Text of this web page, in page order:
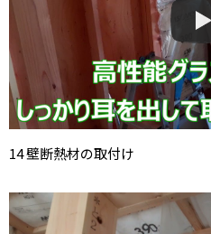
14 壁断熱材の取付け